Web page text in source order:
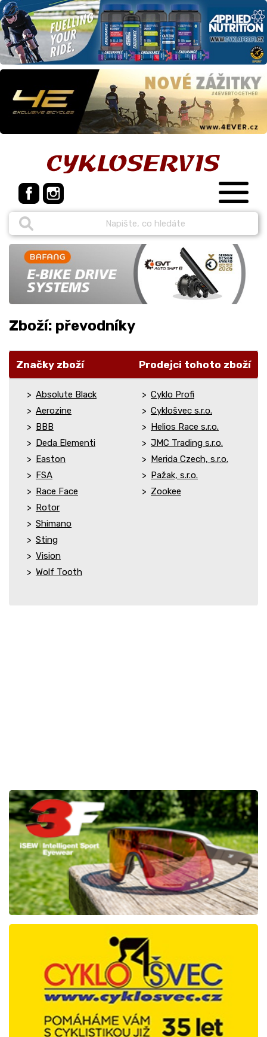
Zboží: převodníky
Značky zboží Prodejci tohoto zboží
Absolute Black
Aerozine
BBB
Deda Elementi
Easton
FSA
Race Face
Rotor
Shimano
Sting
Vision
Wolf Tooth
Cyklo Profi
Cyklošvec s.r.o.
Helios Race s.r.o.
JMC Trading s.r.o.
Merida Czech, s.r.o.
Pažak, s.r.o.
Zookee